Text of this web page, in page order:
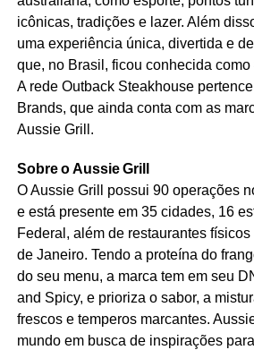
icônicas, tradições e lazer. Além
uma experiência única, divertida e
que, no Brasil, ficou conhecida
A rede Outback Steakhouse
Brands, que ainda conta com as
Aussie Grill.
Sobre o Aussie Grill
O Aussie Grill possui 90 operações
e está presente em 35 cidades, 16
Federal, além de restaurantes
de Janeiro. Tendo a proteína do
do seu menu, a marca tem em seu
and Spicy, e prioriza o sabor, a
frescos e temperos marcantes.
mundo em busca de inspirações